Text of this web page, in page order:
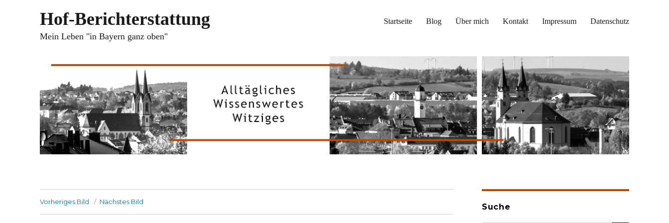
Hof-Berichterstattung
Mein Leben "in Bayern ganz oben"
Startseite Blog Über mich Kontakt Impressum Datenschutz
Vorheriges Bild Nächstes Bild
Suche